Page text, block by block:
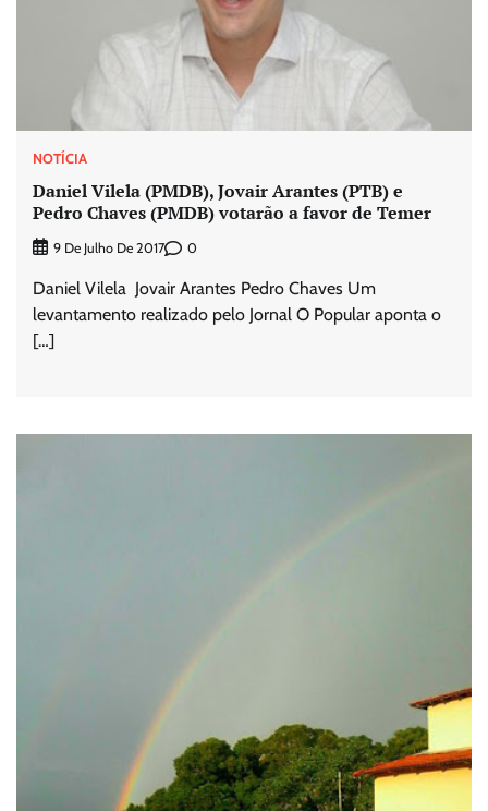
NOTÍCIA
Daniel Vilela (PMDB), Jovair Arantes (PTB) e
Pedro Chaves (PMDB) votarão a favor de Temer
9 De Julho De 2017 0
Daniel Vilela Jovair Arantes Pedro Chaves Um
levantamento realizado pelo Jornal O Popular aponta o
[…]